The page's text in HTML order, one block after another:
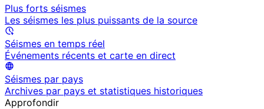
Plus forts séismes
Les séismes les plus puissants de la source
Séismes en temps réel
Événements récents et carte en direct
Séismes par pays
Archives par pays et statistiques historiques
Approfondir